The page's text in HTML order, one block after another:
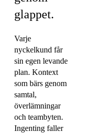
glappet.
Varje
nyckelkund får
sin egen levande
plan. Kontext
som bärs genom
samtal,
överlämningar
och teambyten.
Ingenting faller